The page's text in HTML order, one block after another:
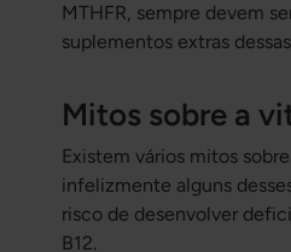
MTHFR, sempre devem
suplementos extras
Mitos sobre a
Existem vários mitos
infelizmente alguns
risco de desenvolver
B12.